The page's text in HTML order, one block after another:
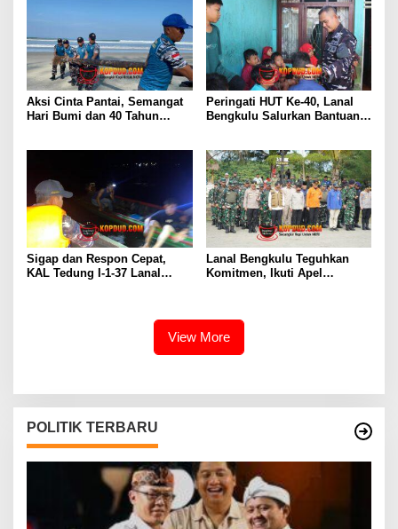
Aksi Cinta Pantai, Semangat
Hari Bumi dan 40 Tahun
Peringati HUT Ke-40, Lanal
Bengkulu Salurkan Bantuan
Sigap dan Respon Cepat,
KAL Tedung I-1-37 Lanal
Lanal Bengkulu Teguhkan
Komitmen, Ikuti Apel
View More
POLITIK TERBARU